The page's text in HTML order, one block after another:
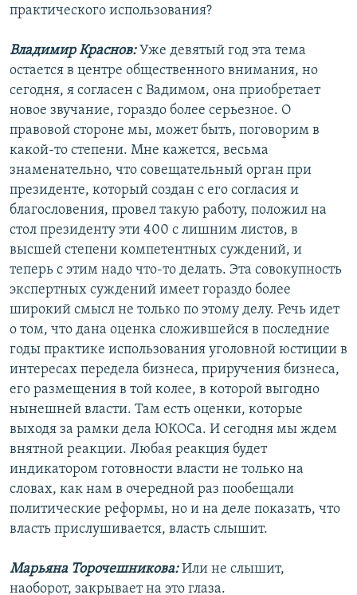
практического использования?
Владимир Краснов:Уже девятый год эта тема
остается в центре общественного внимания, но
сегодня, я согласен с Вадимом, она приобретает
новое звучание, гораздо более серьезное. О
правовой стороне мы, может быть, поговорим в
какой-то степени. Мне кажется, весьма
знаменательно, что совещательный орган при
президенте, который создан с его согласия и
благословения, провел такую работу, положил на
стол президенту эти 400 с лишним листов, в
высшей степени компетентных суждений, и
теперь с этим надо что-то делать. Эта совокупность
экспертных суждений имеет гораздо более
широкий смысл не только по этому делу. Речь идет
о том, что дана оценка сложившейся в последние
годы практике использования уголовной юстиции в
интересах передела бизнеса, приручения бизнеса,
его размещения в той колее, в которой выгодно
нынешней власти. Там есть оценки, которые
выходя за рамки дела ЮКОСа. И сегодня мы ждем
внятной реакции. Любая реакция будет
индикатором готовности власти не только на
словах, как нам в очередной раз пообещали
политические реформы, но и на деле показать, что
власть прислушивается, власть слышит.
Марьяна Торочешникова:Или не слышит,
наоборот, закрывает на это глаза.